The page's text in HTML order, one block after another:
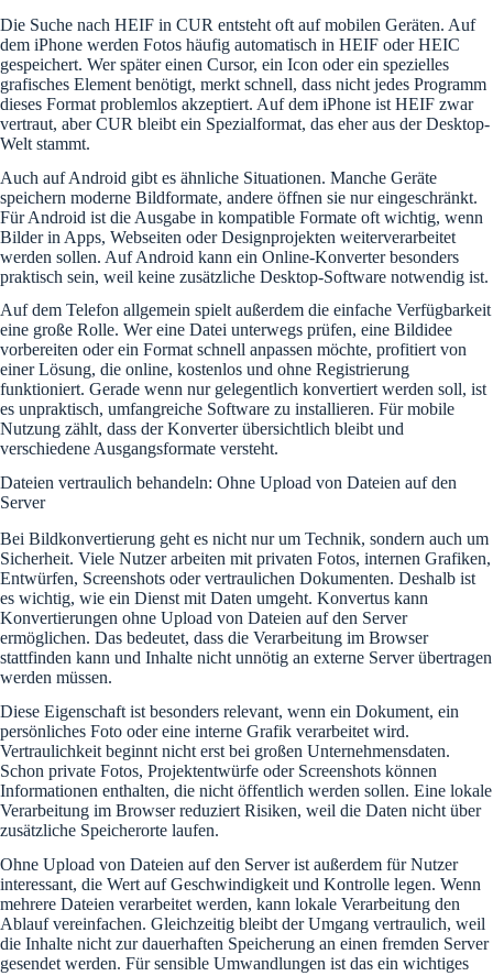
Die Suche nach HEIF in CUR entsteht oft auf mobilen Geräten. Auf
dem iPhone werden Fotos häufig automatisch in HEIF oder HEIC
gespeichert. Wer später einen Cursor, ein Icon oder ein spezielles
grafisches Element benötigt, merkt schnell, dass nicht jedes Programm
dieses Format problemlos akzeptiert. Auf dem iPhone ist HEIF zwar
vertraut, aber CUR bleibt ein Spezialformat, das eher aus der Desktop-
Welt stammt.
Auch auf Android gibt es ähnliche Situationen. Manche Geräte
speichern moderne Bildformate, andere öffnen sie nur eingeschränkt.
Für Android ist die Ausgabe in kompatible Formate oft wichtig, wenn
Bilder in Apps, Webseiten oder Designprojekten weiterverarbeitet
werden sollen. Auf Android kann ein Online-Konverter besonders
praktisch sein, weil keine zusätzliche Desktop-Software notwendig ist.
Auf dem Telefon allgemein spielt außerdem die einfache Verfügbarkeit
eine große Rolle. Wer eine Datei unterwegs prüfen, eine Bildidee
vorbereiten oder ein Format schnell anpassen möchte, profitiert von
einer Lösung, die online, kostenlos und ohne Registrierung
funktioniert. Gerade wenn nur gelegentlich konvertiert werden soll, ist
es unpraktisch, umfangreiche Software zu installieren. Für mobile
Nutzung zählt, dass der Konverter übersichtlich bleibt und
verschiedene Ausgangsformate versteht.
Dateien vertraulich behandeln: Ohne Upload von Dateien auf den
Server
Bei Bildkonvertierung geht es nicht nur um Technik, sondern auch um
Sicherheit. Viele Nutzer arbeiten mit privaten Fotos, internen Grafiken,
Entwürfen, Screenshots oder vertraulichen Dokumenten. Deshalb ist
es wichtig, wie ein Dienst mit Daten umgeht. Konvertus kann
Konvertierungen ohne Upload von Dateien auf den Server
ermöglichen. Das bedeutet, dass die Verarbeitung im Browser
stattfinden kann und Inhalte nicht unnötig an externe Server übertragen
werden müssen.
Diese Eigenschaft ist besonders relevant, wenn ein Dokument, ein
persönliches Foto oder eine interne Grafik verarbeitet wird.
Vertraulichkeit beginnt nicht erst bei großen Unternehmensdaten.
Schon private Fotos, Projektentwürfe oder Screenshots können
Informationen enthalten, die nicht öffentlich werden sollen. Eine lokale
Verarbeitung im Browser reduziert Risiken, weil die Daten nicht über
zusätzliche Speicherorte laufen.
Ohne Upload von Dateien auf den Server ist außerdem für Nutzer
interessant, die Wert auf Geschwindigkeit und Kontrolle legen. Wenn
mehrere Dateien verarbeitet werden, kann lokale Verarbeitung den
Ablauf vereinfachen. Gleichzeitig bleibt der Umgang vertraulich, weil
die Inhalte nicht zur dauerhaften Speicherung an einen fremden Server
gesendet werden. Für sensible Umwandlungen ist das ein wichtiges